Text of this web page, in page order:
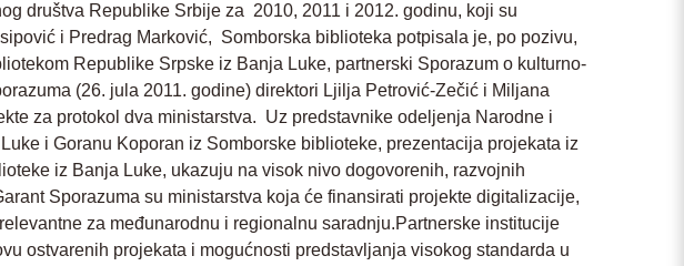
društva Republike Srbije za 2010, 2011 i 2012. godinu, koji su
i Predrag Marković, Somborska biblioteka potpisala je, po pozivu,
Republike Srpske iz Banja Luke, partnerski Sporazum o kulturno-
(26. jula 2011. godine) direktori Ljilja Petrović-Zečić i Miljana
za protokol dva ministarstva. Uz predstavnike odeljenja Narodne i
i Goranu Koporan iz Somborske biblioteke, prezentacija projekata iz
iz Banja Luke, ukazuju na visok nivo dogovorenih, razvojnih
Sporazuma su ministarstva koja će finansirati projekte digitalizacije,
za međunarodnu i regionalnu saradnju.Partnerske institucije
ostvarenih projekata i mogućnosti predstavljanja visokog standarda u